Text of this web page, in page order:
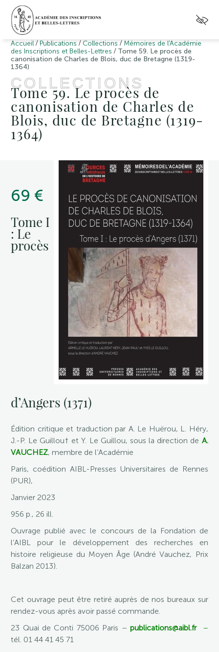
Accueil / Publications / Collections / Mémoires de l'Académie
des Inscriptions et Belles-Lettres / Tome 59. Le procès de
canonisation de Charles de Blois, duc de Bretagne (1319-
1364)
COLLECTIONS
Tome 59. Le procès de
canonisation de Charles de
Blois, duc de Bretagne (1319-
1364)
69 €
Tome I
: Le
procès
d’Angers (1371)
Édition critique et traduction par A. Le Huërou, L. Héry,
J.-P. Le Guillou† et Y. Le Guillou, sous la direction de A.
VAUCHEZ, membre de l’Académie
Paris, coédition AIBL-Presses Universitaires de Rennes
(PUR),
Janvier 2023
956 p., 26 ill.
Ouvrage publié avec le concours de la Fondation de
l’AIBL pour le développement des recherches en
histoire religieuse du Moyen Âge (André Vauchez, Prix
Balzan 2013).
Cet ouvrage peut être retiré auprès de nos bureaux sur
rendez-vous après avoir passé commande.
23 Quai de Conti 75006 Paris – publications@aibl.fr–
tél. 01 44 41 45 71